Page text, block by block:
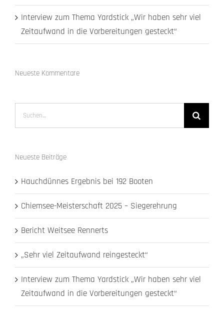
Interview zum Thema Yardstick „Wir haben sehr viel
Zeitaufwand in die Vorbereitungen gesteckt“
Neueste Kommentare
Neueste Beiträge
Hauchdünnes Ergebnis bei 192 Booten
Chiemsee-Meisterschaft 2025 – Siegerehrung
Bericht Weitsee Rennerts
„Sehr viel Zeitaufwand reingesteckt“
Interview zum Thema Yardstick „Wir haben sehr viel
Zeitaufwand in die Vorbereitungen gesteckt“